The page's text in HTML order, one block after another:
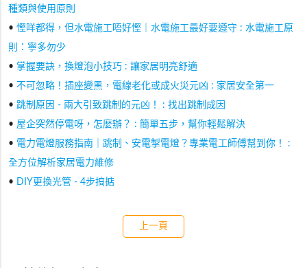
種類與使用原則
• 慳咩都得，但水電施工唔好慳｜水電施工最好要遵守 : 水電施工原
則：寧多勿少
• 掌握要訣，換燈泡小技巧 : 讓家居明亮舒適
• 不可忽略！插座變黑，電線老化或成火災元凶 : 家居安全第一
• 跳制原因 - 兩大引致跳制的元凶！ : 找出跳制成因
• 屋企突然停電呀，怎麼辦？ : 簡單五步，幫你輕鬆解決
• 電力電燈服務指南｜跳制、安電掣電燈？專業電工師傅幫到你！ :
全方位解析家居電力維修
• DIY更換光管 - 4步搞掂
上一頁